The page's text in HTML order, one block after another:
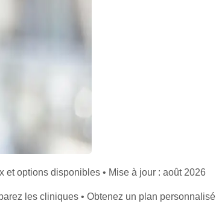
et options disponibles • Mise à jour : août 2026
les cliniques • Obtenez un plan personnalisé